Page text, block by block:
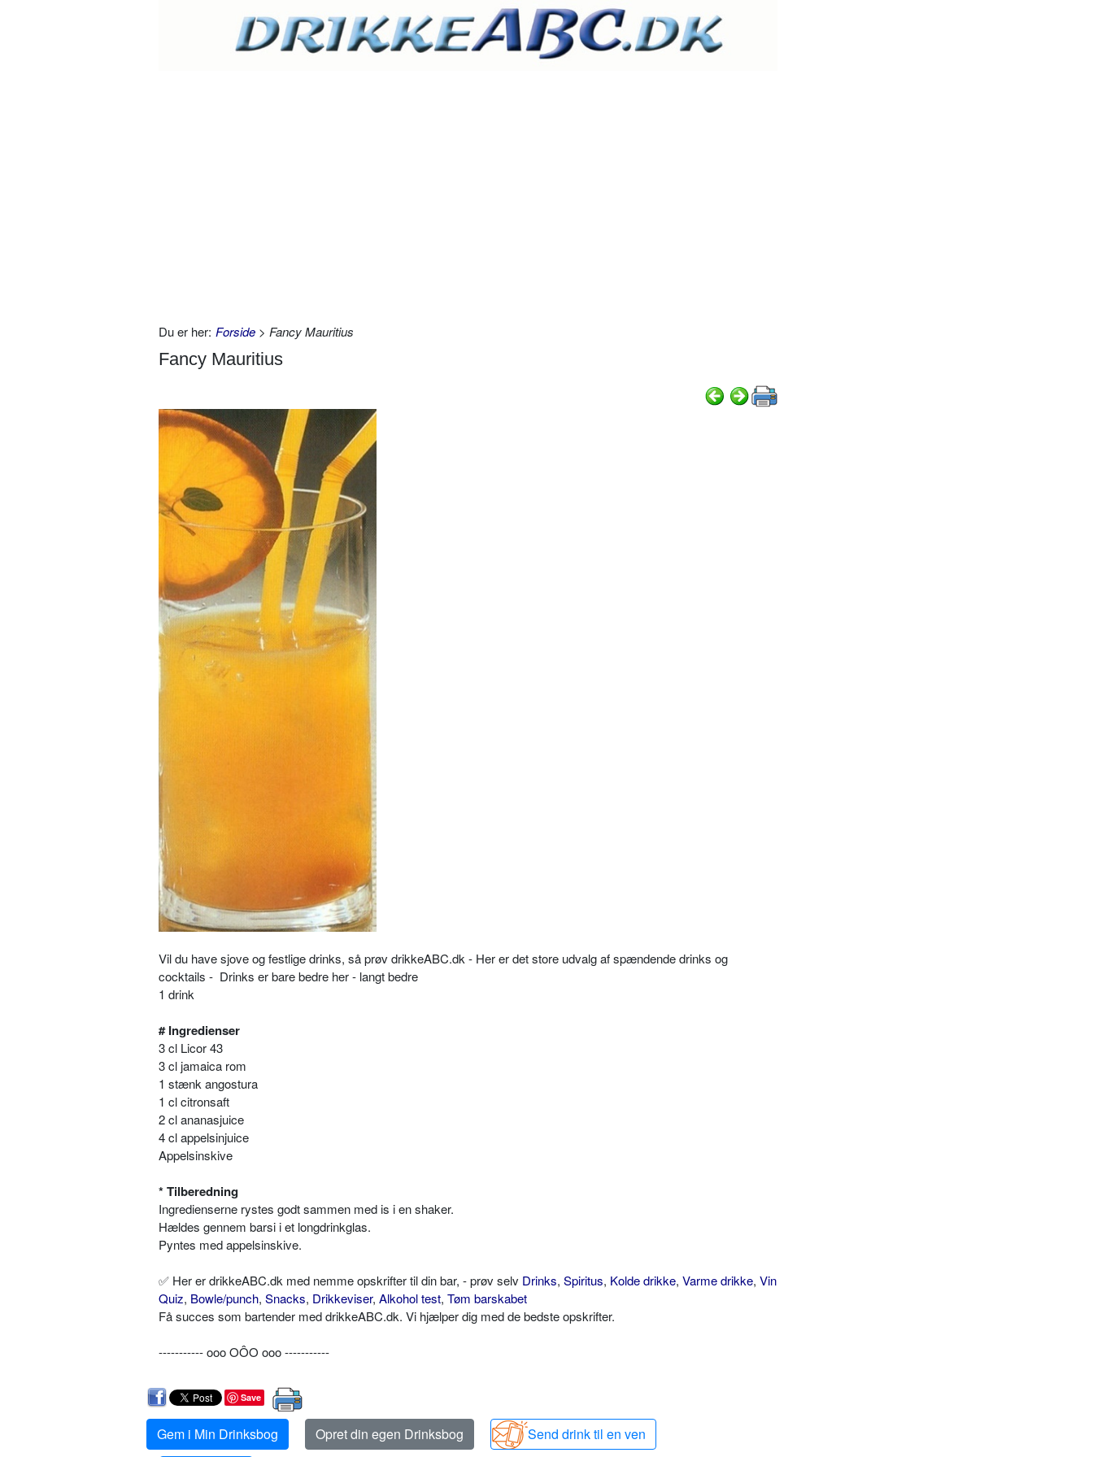
Du er her: Forside > Fancy Mauritius
Fancy Mauritius
Vil du have sjove og festlige drinks, så prøv drikkeABC.dk - Her er det store udvalg af spændende drinks og
cocktails - Drinks er bare bedre her - langt bedre
1 drink
# Ingredienser
3 cl Licor 43
3 cl jamaica rom
1 stænk angostura
1 cl citronsaft
2 cl ananasjuice
4 cl appelsinjuice
Appelsinskive
* Tilberedning
Ingredienserne rystes godt sammen med is i en shaker.
Hældes gennem barsi i et longdrinkglas.
Pyntes med appelsinskive.
✅ Her er drikkeABC.dk med nemme opskrifter til din bar, - prøv selv Drinks, Spiritus, Kolde drikke, Varme drikke, Vin
Quiz, Bowle/punch, Snacks, Drikkeviser, Alkohol test, Tøm barskabet
Få succes som bartender med drikkeABC.dk. Vi hjælper dig med de bedste opskrifter.
----------- ooo OÔO ooo -----------
Save
Gem i Min Drinksbog Opret din egen Drinksbog
Send drink til en ven